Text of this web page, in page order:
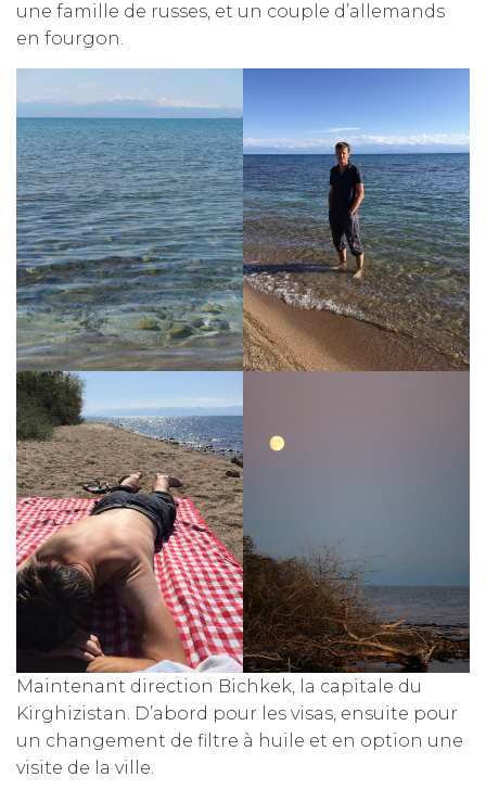
une famille de russes, et un couple d’allemands
en fourgon.
Maintenant direction Bichkek, la capitale du
Kirghizistan. D’abord pour les visas, ensuite pour
un changement de filtre à huile et en option une
visite de la ville.